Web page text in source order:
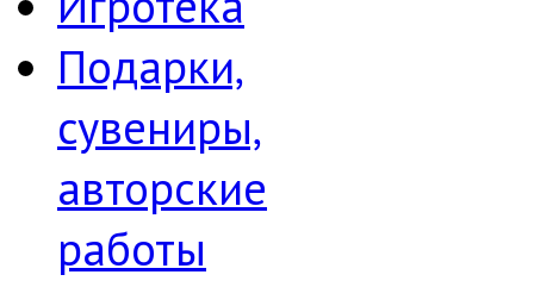
Подарки,
сувениры,
авторские
работы